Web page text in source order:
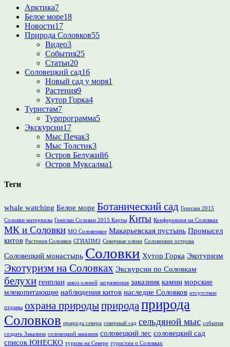
Арктика7
Белое море18
Новости17
Природа Соловков55
Видео3
События25
Статьи20
Соловецкий сад16
Новый сад у моря1
Растения9
Хутор Горка4
Туристам7
Турпрограмма5
Экскурсии17
Мыс Печак3
Мыс Толстик3
Остров Белужий6
Остров Муксалма1
Теги
whale watching Белое море Ботанический сад Генплан 2015
Соловки материалы Генплан Соловки 2015 Карты Киты Конференция на Соловках
МК и Соловки МО Соловецкое Макарьевская пустынь Промысел
китов Растения Соловков СГИАПМЗ Северные олени Соловецкие острова
Соловецкий монастырь Соловки Хутор Горка Экотуризм
Экотуризм на Соловках Экскурсии по Соловкам
белухи генплан завоз оленей загрязнения заказник камни морские
млекопитающие наблюдения китов наследие Соловков отсутствие
охраны охрана природыприрода природа
Соловков природа севера северный сад сельдяной мыс события
создать Заказник соловецкий заказник соловецкий лес соловецкий сад
список ЮНЕСКО туризм на Севере туристам о Соловках